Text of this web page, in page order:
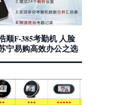
顺F-385考勤机 人脸
宁易购高效办公之选